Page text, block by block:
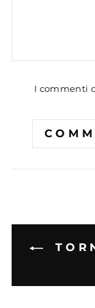
I commenti